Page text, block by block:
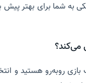
به شما برای بهتر
می‌کند؟
روبه‌رو هستید و